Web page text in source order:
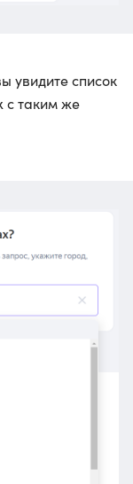
увидите список
с таким же